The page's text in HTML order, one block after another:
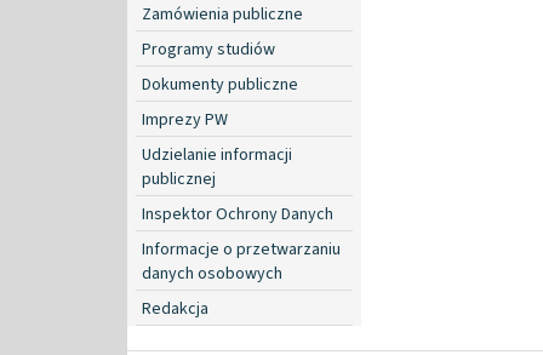
Zamówienia publiczne
Programy studiów
Dokumenty publiczne
Imprezy PW
Udzielanie informacji
publicznej
Inspektor Ochrony Danych
Informacje o przetwarzaniu
danych osobowych
Redakcja